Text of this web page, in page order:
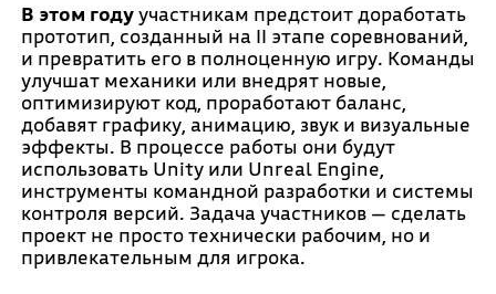
В этом годуучастникам предстоит доработать
прототип, созданный на II этапе соревнований,
и превратить его в полноценную игру. Команды
улучшат механики или внедрят новые,
оптимизируют код, проработают баланс,
добавят графику, анимацию, звук и визуальные
эффекты. В процессе работы они будут
использовать Unity или Unreal Engine,
инструменты командной разработки и системы
контроля версий. Задача участников — сделать
проект не просто технически рабочим, но и
привлекательным для игрока.